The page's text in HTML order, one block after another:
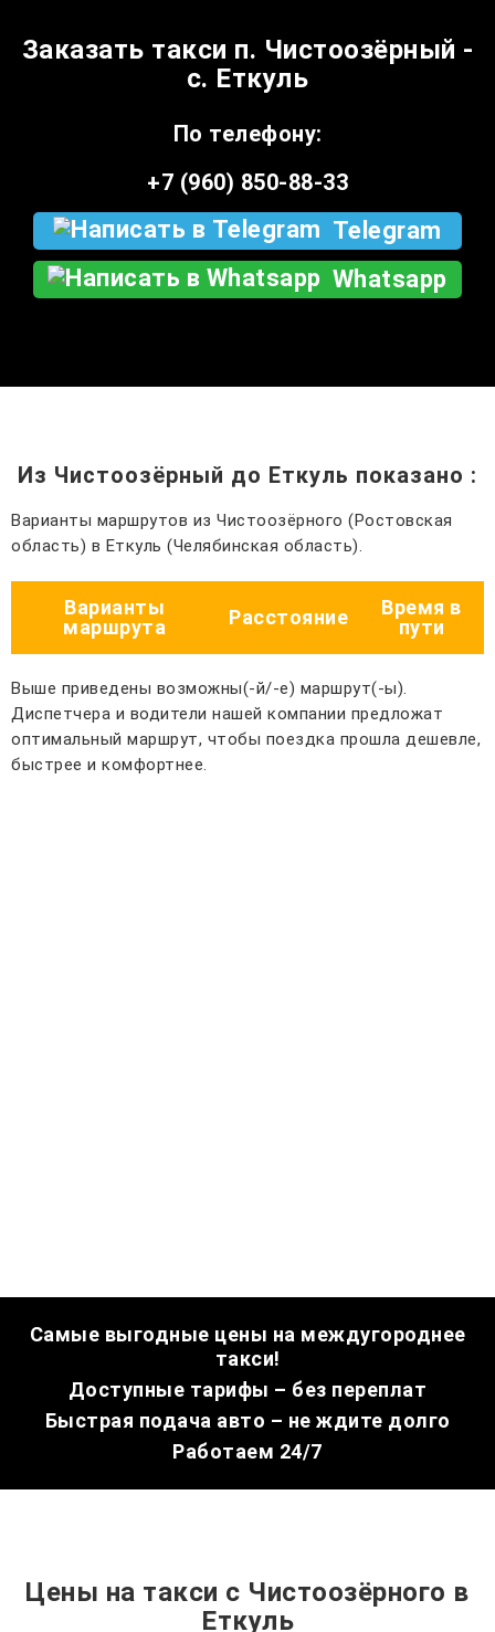
Заказать такси п. Чистоозёрный -
с. Еткуль
По телефону:
+7 (960) 850-88-33
Telegram
Whatsapp
Из Чистоозёрный до Еткуль показано :
Варианты маршрутов из Чистоозёрного (Ростовская
область) в Еткуль (Челябинская область).
Варианты
маршрута
Расстояние
Время в
пути
Выше приведены возможны(-й/-е) маршрут(-ы).
Диспетчера и водители нашей компании предложат
оптимальный маршрут, чтобы поездка прошла дешевле,
быстрее и комфортнее.
Самые выгодные цены на междугороднее
такси!
Доступные тарифы – без переплат
Быстрая подача авто – не ждите долго
Работаем 24/7
Цены на такси с Чистоозёрного в
Еткуль